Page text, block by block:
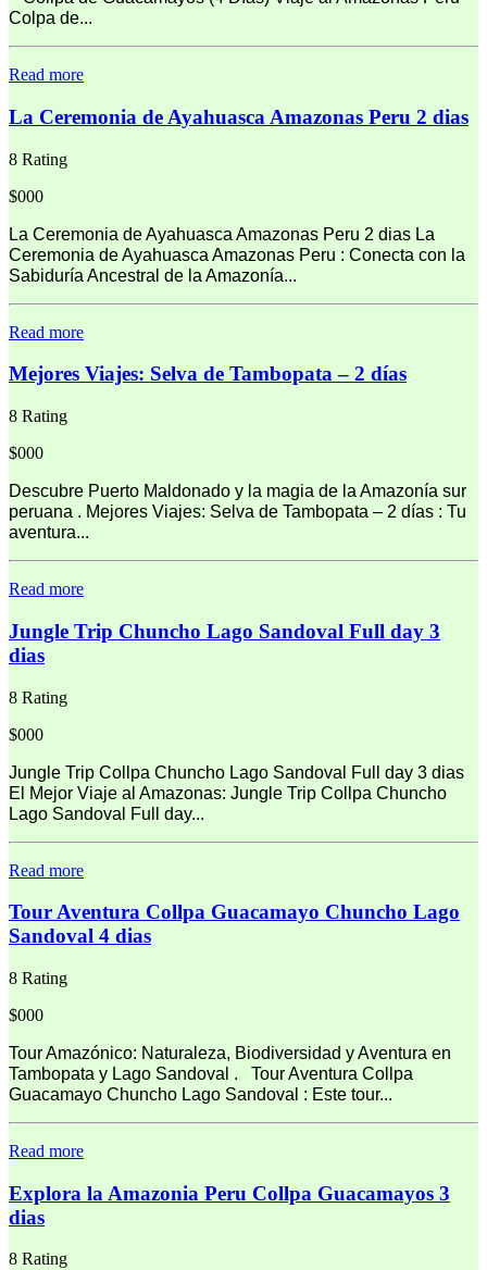
Colpa de...
Read more
La Ceremonia de Ayahuasca Amazonas Peru 2 dias
8 Rating
$000
La Ceremonia de Ayahuasca Amazonas Peru 2 dias La
Ceremonia de Ayahuasca Amazonas Peru : Conecta con la
Sabiduría Ancestral de la Amazonía...
Read more
Mejores Viajes: Selva de Tambopata – 2 días
8 Rating
$000
Descubre Puerto Maldonado y la magia de la Amazonía sur
peruana . Mejores Viajes: Selva de Tambopata – 2 días : Tu
aventura...
Read more
Jungle Trip Chuncho Lago Sandoval Full day 3
dias
8 Rating
$000
Jungle Trip Collpa Chuncho Lago Sandoval Full day 3 dias
El Mejor Viaje al Amazonas: Jungle Trip Collpa Chuncho
Lago Sandoval Full day...
Read more
Tour Aventura Collpa Guacamayo Chuncho Lago
Sandoval 4 dias
8 Rating
$000
Tour Amazónico: Naturaleza, Biodiversidad y Aventura en
Tambopata y Lago Sandoval . Tour Aventura Collpa
Guacamayo Chuncho Lago Sandoval : Este tour...
Read more
Explora la Amazonia Peru Collpa Guacamayos 3
dias
8 Rating